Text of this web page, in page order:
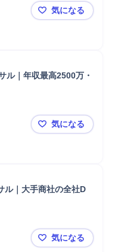
◤ABeam
気になる
｜年収最高2500万・
◤ABeam
気になる
｜大手商社の全社D
◤ABeam
気になる